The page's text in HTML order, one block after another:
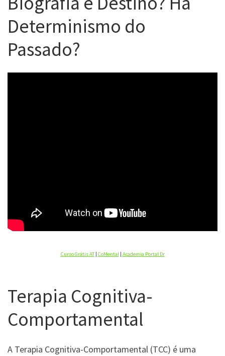
Determinismo do
Passado?
Curso Grátis AT| CoMental| Academia Portal Dr
Terapia Cognitiva-
Comportamental
A Terapia Cognitiva-Comportamental (TCC) é uma